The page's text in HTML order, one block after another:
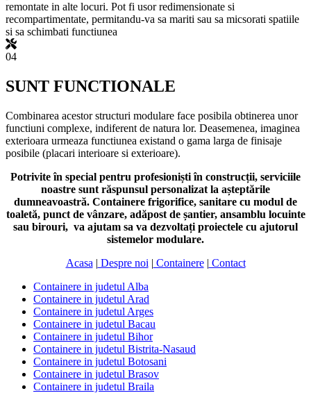
remontate in alte locuri. Pot fi usor redimensionate si
recompartimentate, permitandu-va sa mariti sau sa micsorati spatiile
si sa schimbati functiunea
04
SUNT FUNCTIONALE
Combinarea acestor structuri modulare face posibila obtinerea unor
functiuni complexe, indiferent de natura lor. Deasemenea, imaginea
exterioara urmeaza functiunea existand o gama larga de finisaje
posibile (placari interioare si exterioare).
Potrivite în special pentru profesioniști în construcții, serviciile
noastre sunt răspunsul personalizat la așteptările
dumneavoastră. Containere frigorifice, sanitare cu modul de
toaletă, punct de vânzare, adăpost de șantier, ansamblu locuinte
sau birouri, va ajutam sa va dezvoltați proiectele cu ajutorul
sistemelor modulare.
Acasa | Despre noi | Containere| Contact
Containere in judetul Alba
Containere in judetul Arad
Containere in judetul Arges
Containere in judetul Bacau
Containere in judetul Bihor
Containere in judetul Bistrita-Nasaud
Containere in judetul Botosani
Containere in judetul Brasov
Containere in judetul Braila